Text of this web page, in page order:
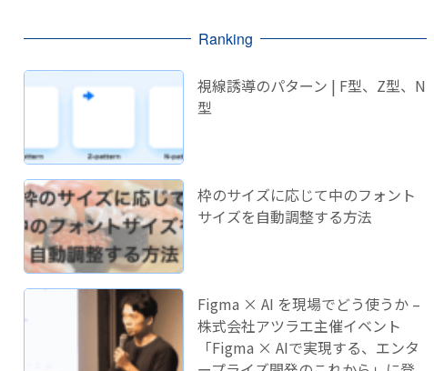
Ranking
視線誘導のパターン | F型、Z型、N
型
枠のサイズに応じて中のフォント
サイズを自動調整する方法
Figma × AI を現場でどう使うか –
株式会社アツラエ主催イベント
「Figma × AIで実現する、エンタ